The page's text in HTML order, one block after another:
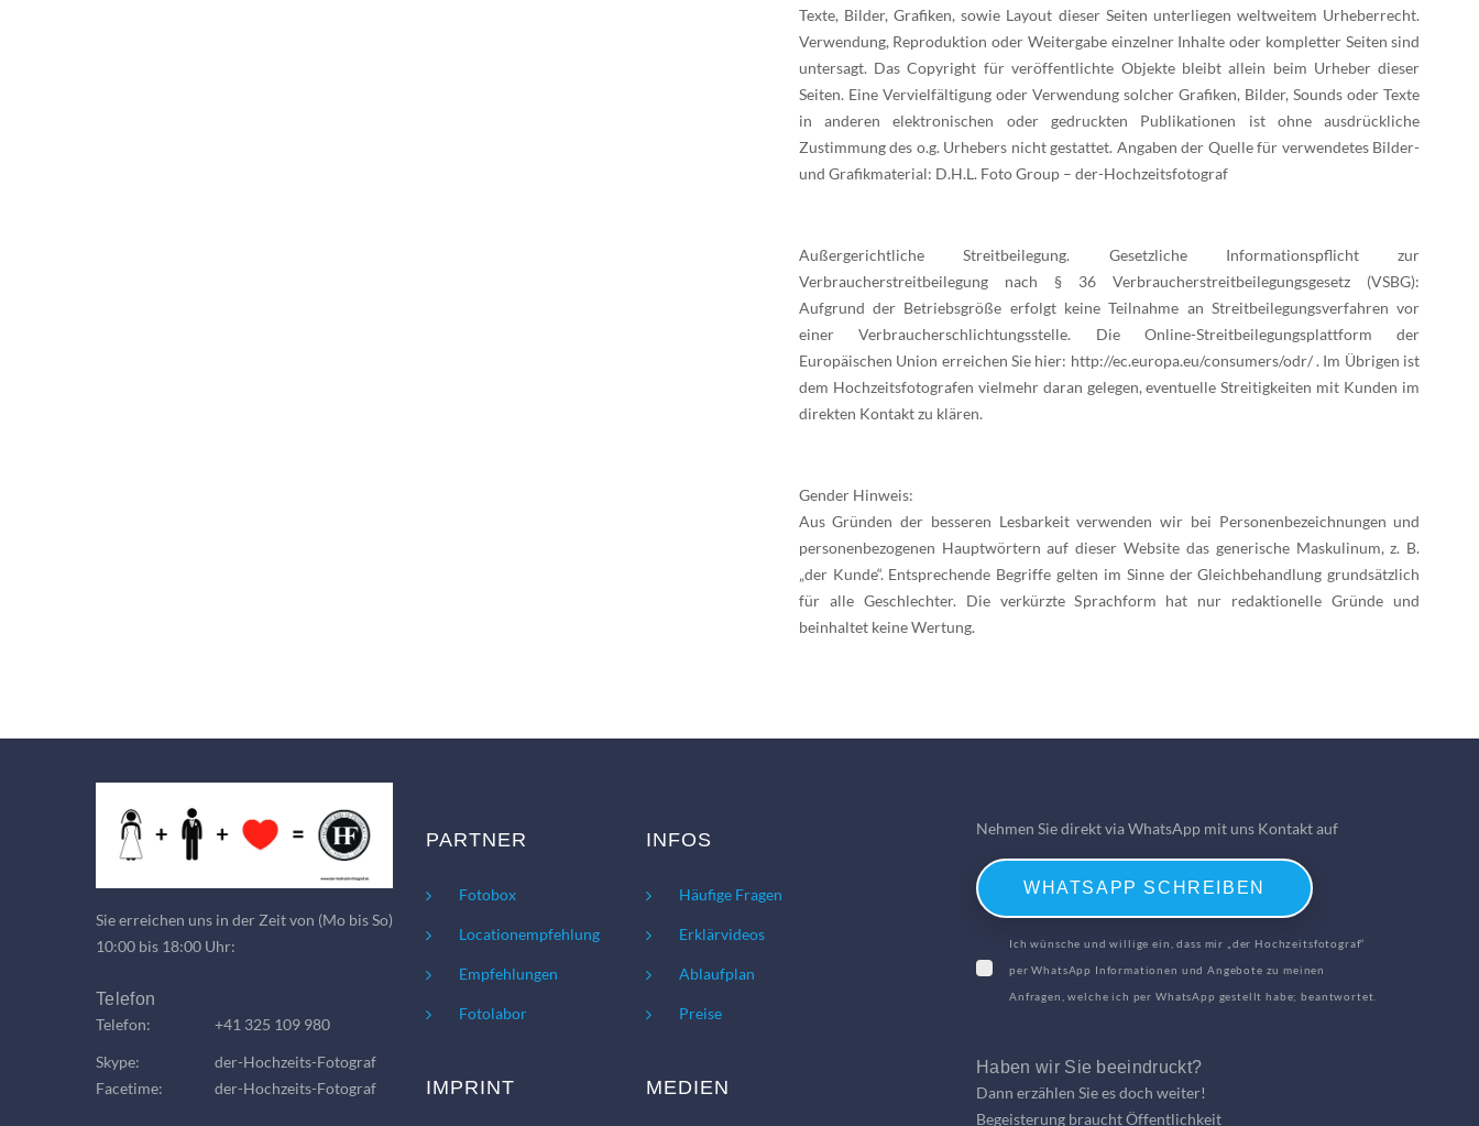
Texte, Bilder, Grafiken, sowie Layout dieser Seiten unterliegen weltweitem Urheberrecht.
Verwendung, Reproduktion oder Weitergabe einzelner Inhalte oder kompletter Seiten sind
untersagt. Das Copyright für veröffentlichte Objekte bleibt allein beim Urheber dieser
Seiten. Eine Vervielfältigung oder Verwendung solcher Grafiken, Bilder, Sounds oder Texte
in anderen elektronischen oder gedruckten Publikationen ist ohne ausdrückliche
Zustimmung des o.g. Urhebers nicht gestattet. Angaben der Quelle für verwendetes Bilder-
und Grafikmaterial: D.H.L. Foto Group – der-Hochzeitsfotograf
Außergerichtliche Streitbeilegung. Gesetzliche Informationspflicht zur
Verbraucherstreitbeilegung nach § 36 Verbraucherstreitbeilegungsgesetz (VSBG):
Aufgrund der Betriebsgröße erfolgt keine Teilnahme an Streitbeilegungsverfahren vor
einer Verbraucherschlichtungsstelle. Die Online-Streitbeilegungsplattform der
Europäischen Union erreichen Sie hier: http://ec.europa.eu/consumers/odr/. Im Übrigen ist
dem Hochzeitsfotografen vielmehr daran gelegen, eventuelle Streitigkeiten mit Kunden im
direkten Kontakt zu klären.
Gender Hinweis:
Aus Gründen der besseren Lesbarkeit verwenden wir bei Personenbezeichnungen und
personenbezogenen Hauptwörtern auf dieser Website das generische Maskulinum, z. B.
„der Kunde“. Entsprechende Begriffe gelten im Sinne der Gleichbehandlung grundsätzlich
für alle Geschlechter. Die verkürzte Sprachform hat nur redaktionelle Gründe und
beinhaltet keine Wertung.
Sie erreichen uns in der Zeit von (Mo bis So)
10:00 bis 18:00 Uhr:
Telefon
Telefon:
+41 325 109 980
Skype:
der-Hochzeits-Fotograf
Facetime:
der-Hochzeits-Fotograf
PARTNER
Fotobox
Locationempfehlung
Empfehlungen
Fotolabor
IMPRINT
INFOS
Häufige Fragen
Erklärvideos
Ablaufplan
Preise
MEDIEN
Nehmen Sie direkt via WhatsApp mit uns Kontakt auf
WHATSAPP SCHREIBEN
Ich wünsche und willige ein, dass mir „der Hochzeitsfotograf“
per WhatsApp Informationen und Angebote zu meinen
Anfragen, welche ich per WhatsApp gestellt habe; beantwortet.
Haben wir Sie beeindruckt?
Dann erzählen Sie es doch weiter!
Begeisterung braucht Öffentlichkeit